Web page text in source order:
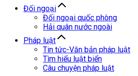
Đối ngoại
Đối ngoại quốc phòng
Hải quân nước ngoài
Pháp luật
Tin tức-Văn bản pháp luật
Tìm hiểu luật biển
Câu chuyện pháp luật